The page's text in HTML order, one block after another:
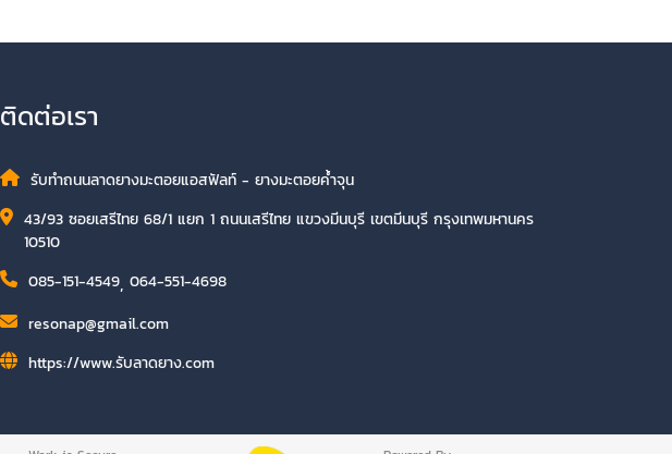
ติดต่อเรา
รับทำถนนลาดยางมะตอยแอสฟัลท์ - ยางมะตอยค้ำจุน
43/93 ซอยเสรีไทย 68/1 แยก 1 ถนนเสรีไทย แขวงมีนบุรี เขตมีนบุรี กรุงเทพมหานคร
10510
085-151-4549, 064-551-4698
resonap@gmail.com​
https://www.รับลาดยาง.com